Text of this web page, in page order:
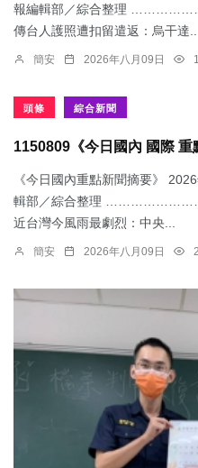
報編輯部／綜合整理
傳台人護照遭扣留遣返：​烏干達...
簡安 2026年八月09日
頭條 綜合新聞
1150809《今日國內 國際 重
《今日國內重點新聞摘要》
輯部／綜合整理
近台灣今風雨最劇烈：中央...
簡安 2026年八月09日